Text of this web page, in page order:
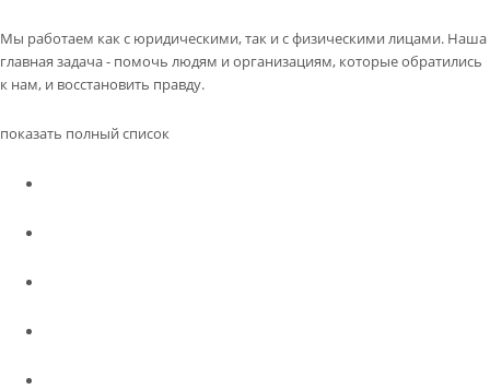
Мы работаем как с юридическими, так и с физическими лицами. Наша
главная задача - помочь людям и организациям, которые обратились
к нам, и восстановить правду.
показать полный список